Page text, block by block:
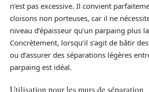
n’est pas excessive. Il convient
cloisons non porteuses, car il ne
niveau d’épaisseur qu’un parpaing plus
Concrètement, lorsqu’il s’agit de bâtir
ou d’assurer des séparations légères
parpaing est idéal.
Utilisation pour les murs de séparation